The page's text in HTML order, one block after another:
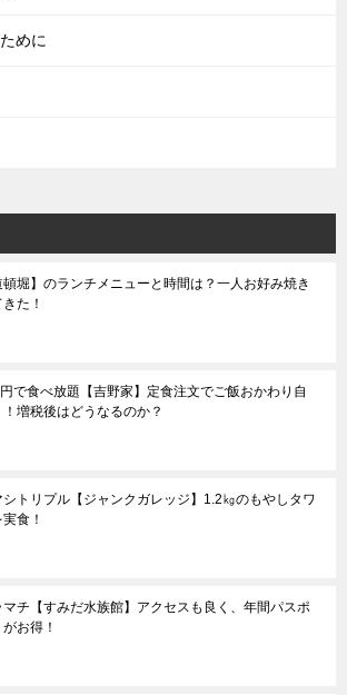
めに
頓堀】のランチメニューと時間は？一人お好み焼き
た！
で食べ放題【吉野家】定食注文でご飯おかわり自
！増税後はどうなるのか？
シトリプル【ジャンクガレッジ】1.2㎏のもやしタワ
食！
マチ【すみだ水族館】アクセスも良く、年間パスポ
お得！